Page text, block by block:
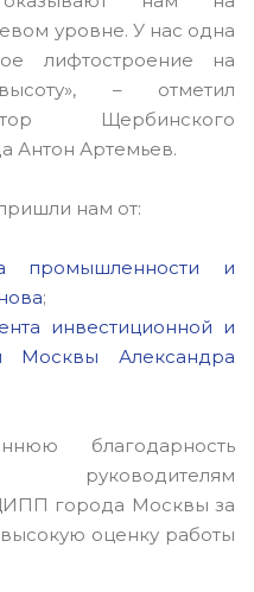
уровне. У нас одна
лифтостроение на
– отметил
Щербинского
Антон Артемьев.
нам от:
промышленности и
;
инвестиционной и
Москвы Александра
благодарность
руководителям
города Москвы за
оценку работы